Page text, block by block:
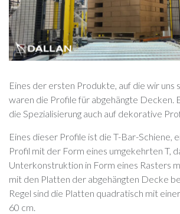
Eines der ersten Produkte, auf die wir uns
waren die Profile für abgehängte Decken.
die Spezialisierung auch auf dekorative
Eines dieser Profile ist die T-Bar-Schiene,
Profil mit der Form eines umgekehrten T,
Unterkonstruktion in Form eines Rasters
mit den Platten der abgehängten Decke
Regel sind die Platten quadratisch mit
60 cm.